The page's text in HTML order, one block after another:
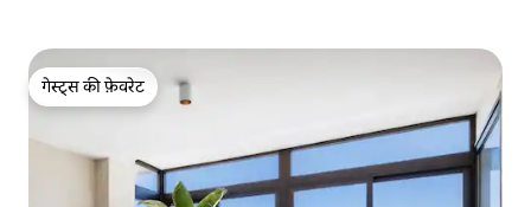
गेस्ट्स की फ़ेवरेट
गेस्ट्स की फ़ेवरेट